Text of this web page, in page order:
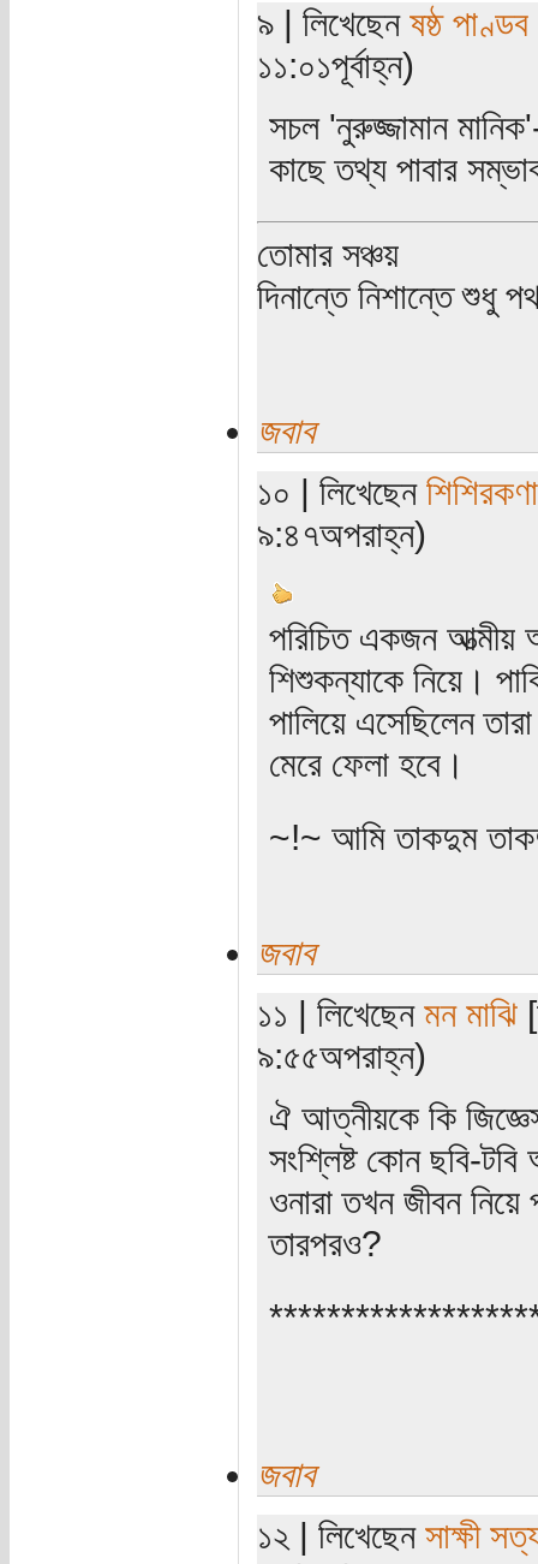
৯ | লিখেছেন ষষ্ঠ পাণ্ডব
১১:০১পূর্বাহ্ন)
সচল 'নুরুজ্জামান
কাছে তথ্য পাবার
তোমার সঞ্চয়
দিনান্তে নিশান্তে শুধু
জবাব
১০ | লিখেছেন শিশিরকণা
৯:৪৭অপরাহ্ন)
পরিচিত একজন আত্মীয়
শিশুকন্যাকে নিয়ে।
পালিয়ে এসেছিলেন
মেরে ফেলা হবে।
~!~ আমি তাকদুম
জবাব
১১ | লিখেছেন মন মাঝি
৯:৫৫অপরাহ্ন)
ঐ আত্নীয়কে কি
সংশ্লিষ্ট কোন ছবি-
ওনারা তখন জীবন
তারপরও?
জবাব
১২ | লিখেছেন সাক্ষী